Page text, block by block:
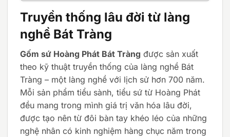
Truyền thống lâu đời từ làng
nghề Bát Tràng
Gốm sứ Hoàng Phát Bát Tràng được sản xuất
theo kỹ thuật truyền thống của làng nghề Bát
Tràng – một làng nghề với lịch sử hơn 700 năm.
Mỗi sản phẩm tiểu sành, tiểu sứ từ Hoàng Phát
đều mang trong mình giá trị văn hóa lâu đời,
được tạo nên từ đôi bàn tay khéo léo của những
nghệ nhân có kinh nghiệm hàng chục năm trong